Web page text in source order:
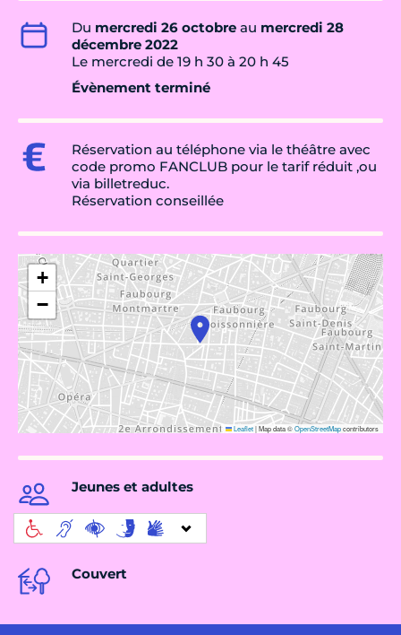
Du mercredi 26 octobre au mercredi 28
décembre 2022
Le mercredi de 19 h 30 à 20 h 45
Évènement terminé
Réservation au téléphone via le théâtre avec
code promo FANCLUB pour le tarif réduit ,ou
via billetreduc.
Réservation conseillée
+
−
Leaflet|Map data ©OpenStreetMapcontributors
Jeunes et adultes
Couvert